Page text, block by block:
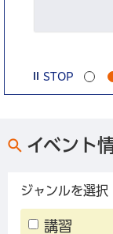
STOP
イベント
ジャンルを選択
講習